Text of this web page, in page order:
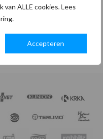
ALLE cookies. Lees
Accepteren
.